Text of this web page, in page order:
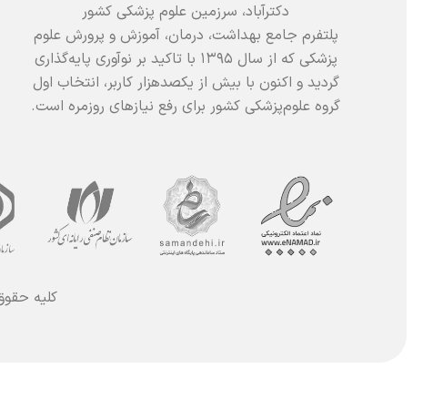
دکترآباد، سرزمین علوم پزشکی کشور
پلتفرم جامع بهداشت، درمان، آموزش و پرورش علوم
پزشکی که از سال ۱۳۹۵ با تاکید بر نوآوری پایه‌گذاری
گردید و اکنون با بیش از یکصدهزار کاربر، انتخاب اول
گروه علوم‌پزشکی کشور برای رفع نیازهای روزمره است.
کلیه